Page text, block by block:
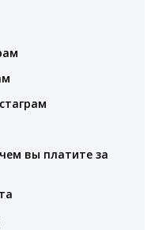
вы платите за